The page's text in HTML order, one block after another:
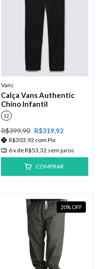
Vans
Calça Vans Authentic
Chino Infantil
12
R$399,90 R$319,92
R$303,92 com Pix
6x deR$53,32 sem juros
COMPRAR
20% OFF